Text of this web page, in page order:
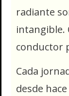
radiante
intangible.
conductor
Cada
desde